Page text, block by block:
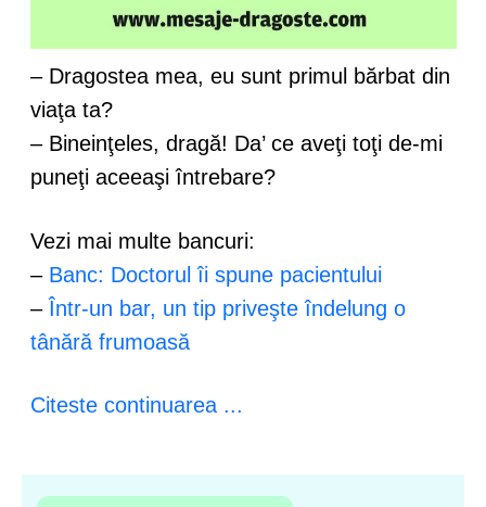
– Dragostea mea, eu sunt primul bărbat din
viaţa ta?
– Bineinţeles, dragă! Da’ ce aveţi toţi de-mi
puneţi aceeaşi întrebare?
Vezi mai multe bancuri:
– Banc: Doctorul îi spune pacientului
–Într-un bar, un tip priveşte îndelung o
tânără frumoasă
Citeste continuarea ...